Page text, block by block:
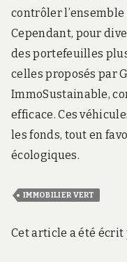
contrôler
Cependant, pour
des portefeuilles
celles proposés par
ImmoSustainable,
efficace. Ces
les fonds, tout en
écologiques.
IMMOBILIER VERT
Cet article a été écrit